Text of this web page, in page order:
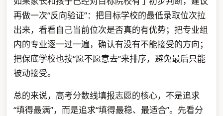
再做一次“反向验证”：把目标学校的最低录取位次拉
出来，看看自己当前位次是否真的有优势；把专业组
内的专业逐一过一遍，确认有没有不能接受的方向；
把保底学校也按“愿不愿意去”来排序，避免最后只能
被动接受。
总的来说，高考分数线填报志愿的核心，不是追求
“填得最满”，而是追求“填得最稳、最适合”。先看分